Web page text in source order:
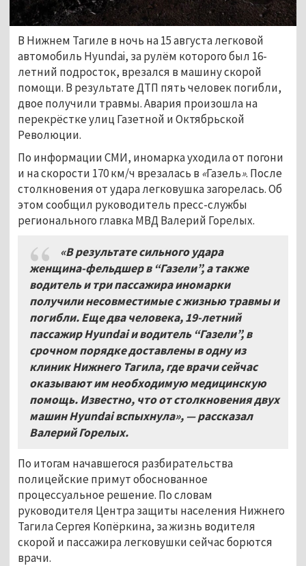
В Нижнем Тагиле в ночь на 15 августа легковой
автомобиль Hyundai, за рулём которого был 16-
летний подросток, врезался в машину скорой
помощи. В результате ДТП пять человек погибли,
двое получили травмы. Авария произошла на
перекрёстке улиц Газетной и Октябрьской
Революции.
По информации СМИ, иномарка уходила от погони
и на скорости 170 км/ч врезалась в «Газель». После
столкновения от удара легковушка загорелась. Об
этом сообщил руководитель пресс-службы
регионального главка МВД Валерий Горелых.
«В результате сильного удара
женщина-фельдшер в “Газели”, а также
водитель и три пассажира иномарки
получили несовместимые с жизнью травмы и
погибли. Еще два человека, 19-летний
пассажир Hyundai и водитель “Газели”, в
срочном порядке доставлены в одну из
клиник Нижнего Тагила, где врачи сейчас
оказывают им необходимую медицинскую
помощь. Известно, что от столкновения двух
машин Hyundai вспыхнула», — рассказал
Валерий Горелых.
По итогам начавшегося разбирательства
полицейские примут обоснованное
процессуальное решение. По словам
руководителя Центра защиты населения Нижнего
Тагила Сергея Копёркина, за жизнь водителя
скорой и пассажира легковушки сейчас борются
врачи.